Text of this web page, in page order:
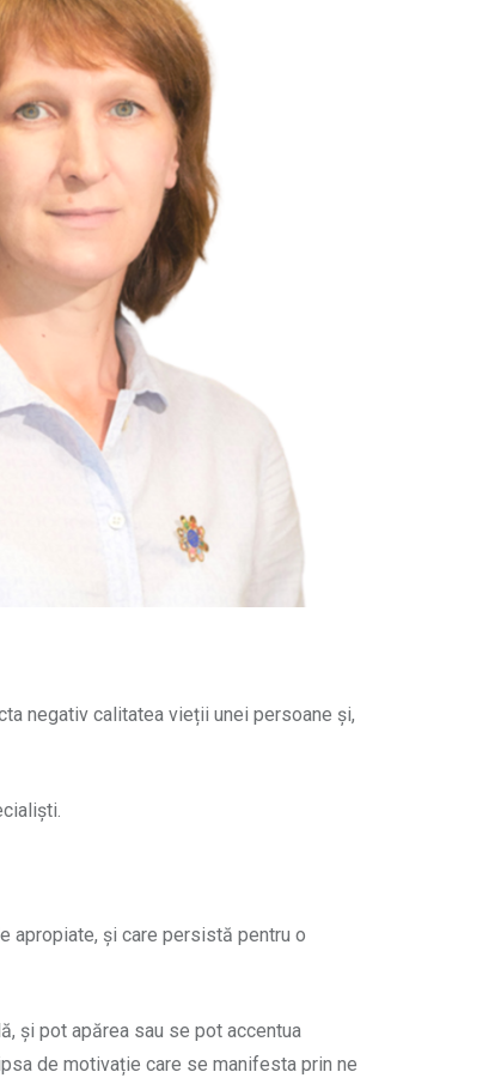
negativ calitatea vieții unei persoane și,
apropiate, și care persistă pentru o
și pot apărea sau se pot accentua
de motivație care se manifesta prin ne